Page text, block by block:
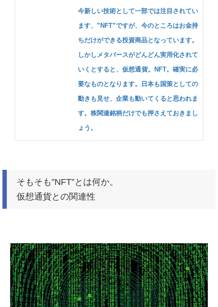
今新しい技術として一部では注目されてい
ます、”NFT”ですが、今のところはお金持
ちだけができる投資商品となっています。
しかしメタバースがどんどん実用化されて
いくとすると、仮想通貨。NFT。確実に必
要なものとなります。日本も国策としての
動きも見せ、企業も動いてくると思われま
す。株関連銘柄だけでも押さえておきまし
ょう。
そもそも”NFT”とは何か。
仮想通貨との関連性